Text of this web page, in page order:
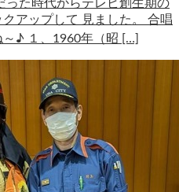
った時代からテレビ創生期の
アップして 見ました。 合唱
～♪ １、1960年（昭 […]